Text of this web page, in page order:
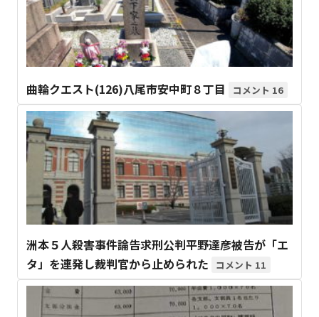
曲輪クエスト(126)八尾市安中町８丁目 16
洲本５人殺害事件論告求刑公判平野達彦被告が「エ
タ」を連発し裁判官から止められた
11